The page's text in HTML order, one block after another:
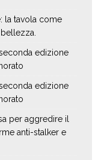
la tavola come
edizione
edizione
per aggredire il
anti-stalker e